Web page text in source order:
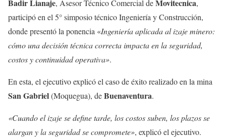
Badir Lianaje, Asesor Técnico Comercial deMovitecnica,
participó en el 5° simposio técnico Ingeniería y Construcción,
donde presentó la ponencia «Ingeniería aplicada al izaje minero:
cómo una decisión técnica correcta impacta en la seguridad,
costos y continuidad operativa».
En esta, el ejecutivo explicó el caso de éxito realizado en la mina
SanGabriel(Moquegua), deBuenaventura.
«Cuando el izaje se define tarde, los costos suben, los plazos se
alargan y la seguridad se compromete», explicó el ejecutivo.